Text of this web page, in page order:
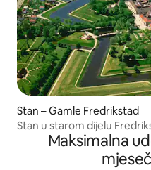
Stan – Gamle Fredrikstad
Stan u starom dijelu
Maksimalna